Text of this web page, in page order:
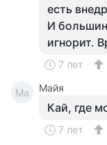
есть
И
игнорит.
7 лет
Ма Майя
Кай, где
7 лет